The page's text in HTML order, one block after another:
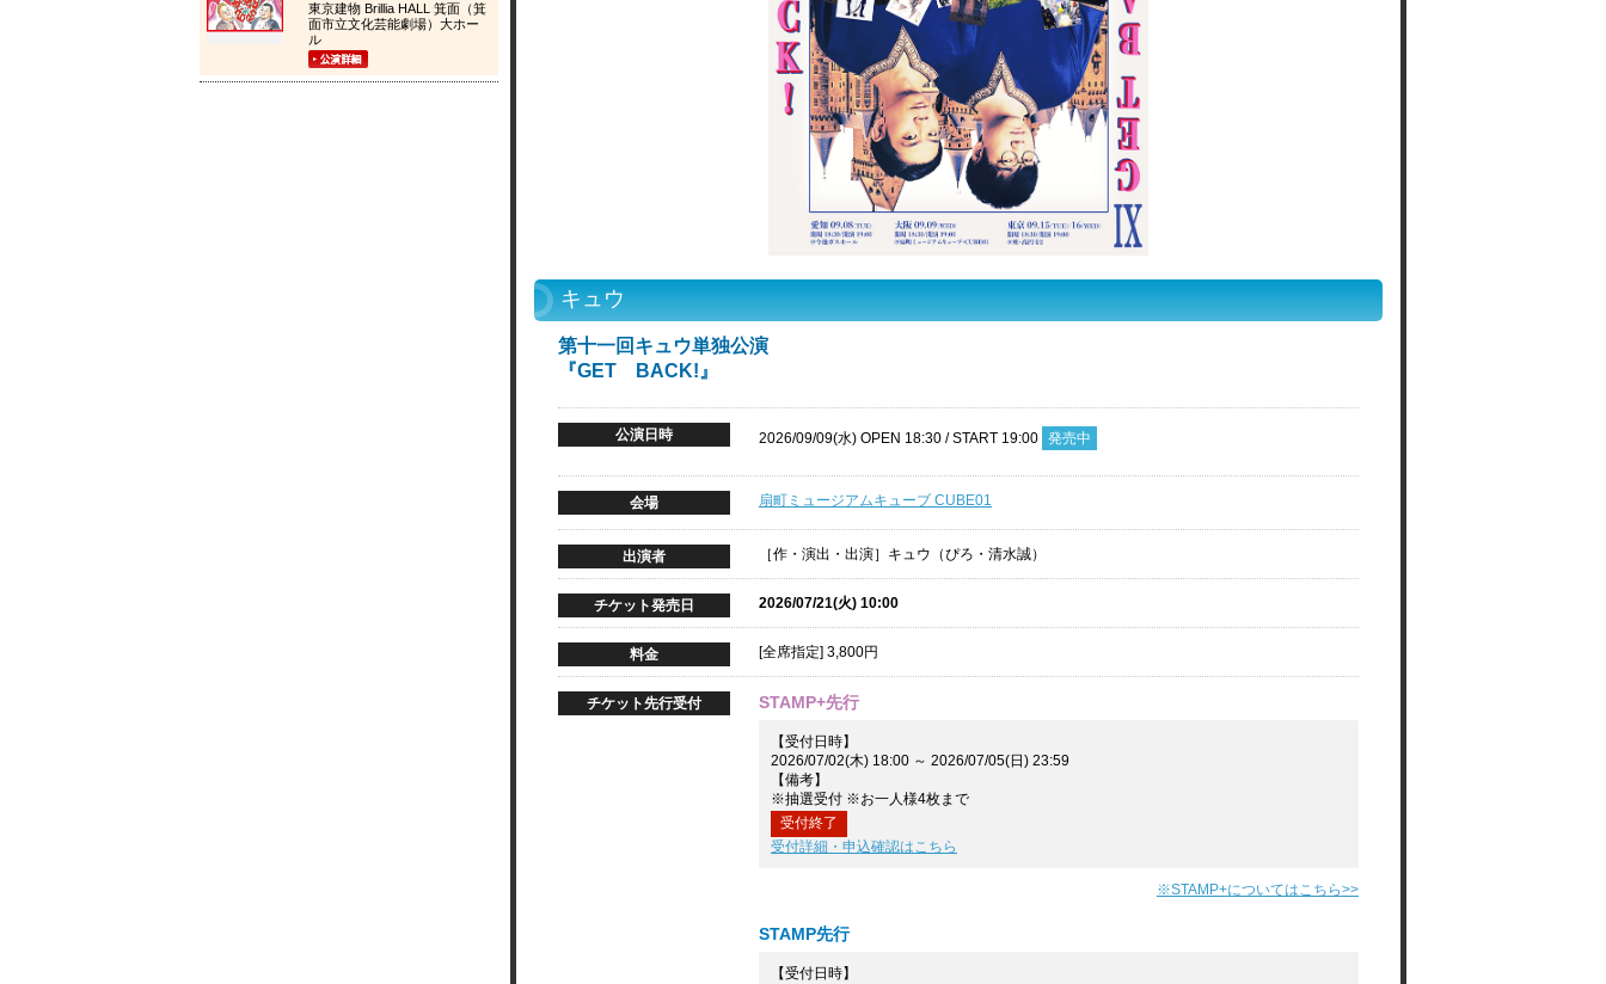
キュウ
第十一回キュウ単独公演
『GET BACK!』
公演日時 2026/09/09(水) OPEN 18:30 / START 19:00 発売中
会場 扇町ミュージアムキューブ CUBE01
出演者 ［作・演出・出演］キュウ（ぴろ・清水誠）
チケット発売日 2026/07/21(火) 10:00
料金 [全席指定] 3,800円
チケット先行受付 STAMP+先行
【受付日時】
2026/07/02(木) 18:00 ～ 2026/07/05(日) 23:59
【備考】
※抽選受付 ※お一人様4枚まで
受付終了
受付詳細・申込確認はこちら
※STAMP+についてはこちら>>
STAMP先行
【受付日時】
東京建物 Brillia HALL 箕面（箕
面市立文化芸能劇場）大ホー
ル